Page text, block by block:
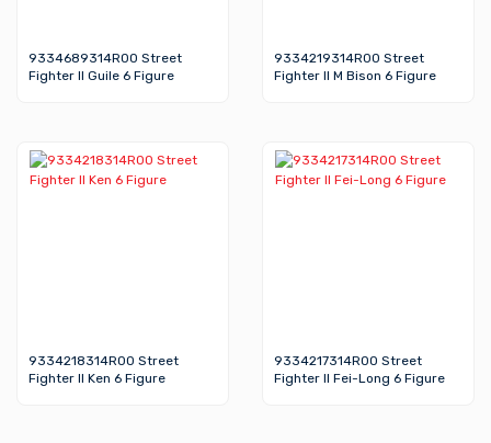
9334689314R00 Street
Fighter II Guile 6 Figure
9334219314R00 Street
Fighter II M Bison 6 Figure
9334218314R00 Street
Fighter II Ken 6 Figure
9334217314R00 Street
Fighter II Fei-Long 6 Figure